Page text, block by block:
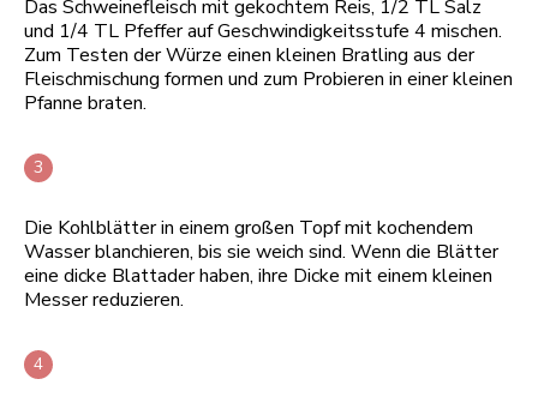
Das Schweinefleisch mit gekochtem Reis, 1/2 TL Salz
und 1/4 TL Pfeffer auf Geschwindigkeitsstufe 4 mischen.
Zum Testen der Würze einen kleinen Bratling aus der
Fleischmischung formen und zum Probieren in einer kleinen
Pfanne braten.
Die Kohlblätter in einem großen Topf mit kochendem
Wasser blanchieren, bis sie weich sind. Wenn die Blätter
eine dicke Blattader haben, ihre Dicke mit einem kleinen
Messer reduzieren.